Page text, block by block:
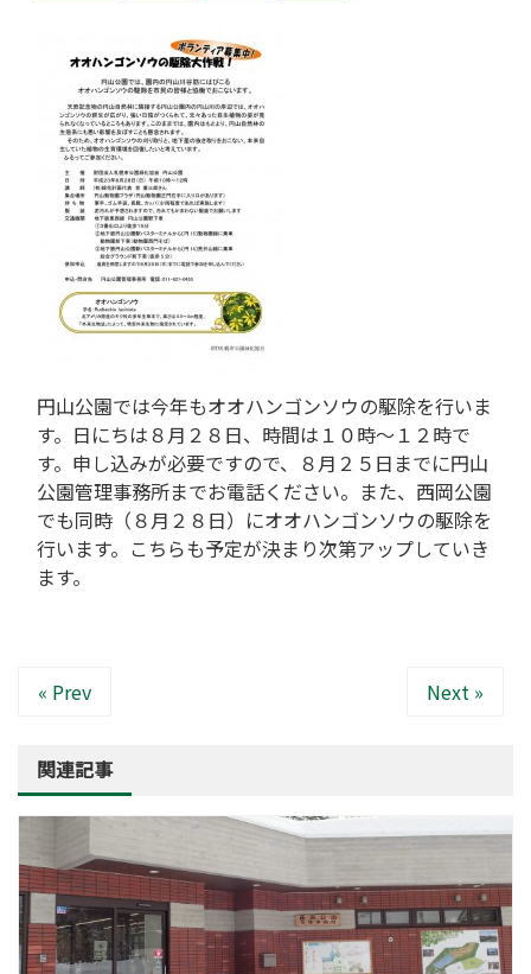
円山公園では今年もオオハンゴンソウの駆除を行いま
す。日にちは８月２８日、時間は１０時～１２時で
す。申し込みが必要ですので、８月２５日までに円山
公園管理事務所までお電話ください。また、西岡公園
でも同時（８月２８日）にオオハンゴンソウの駆除を
行います。こちらも予定が決まり次第アップしていき
ます。
« Prev Next »
関連記事